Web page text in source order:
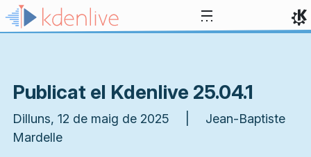
Salta al contingut
Publicat el Kdenlive 25.04.1
Dilluns, 12 de maig de 2025 | Jean-Baptiste
Mardelle